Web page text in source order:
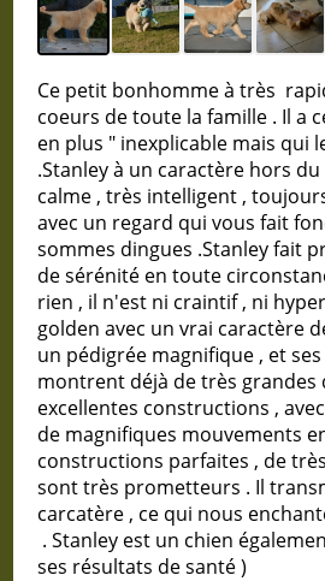
Ce petit bonhomme à très
coeurs de toute la famille . Il a
en plus " inexplicable mais qui
.Stanley à un caractère hors
calme , très intelligent ,
avec un regard qui vous fait
sommes dingues .Stanley fait
de sérénité en toute
rien , il n'est ni craintif , ni
golden avec un vrai caractère
un pédigrée magnifique , et
montrent déjà de très grandes
excellentes constructions ,
de magnifiques mouvements
constructions parfaites , de
sont très prometteurs . Il
carcatère , ce qui nous
. Stanley est un chien
ses résultats de santé )